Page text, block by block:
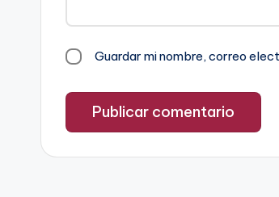
Guardar mi nombre, correo